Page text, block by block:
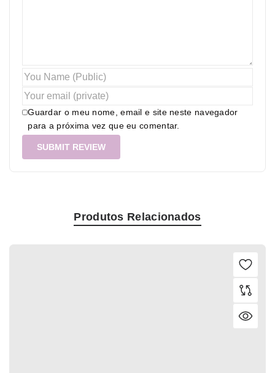
Guardar o meu nome, email e site neste navegador
para a próxima vez que eu comentar.
Produtos Relacionados